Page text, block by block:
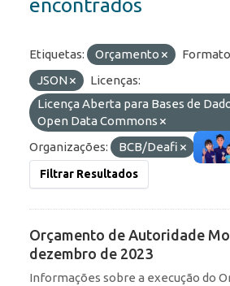
encontrados
Etiquetas: Orçamento
JSON
Licenças:
Licença Aberta para Bases de
Open Data Commons
Organizações:
BCB/Deafi
Filtrar Resultados
Orçamento de Autoridade
dezembro de 2023
Informações sobre a execução do